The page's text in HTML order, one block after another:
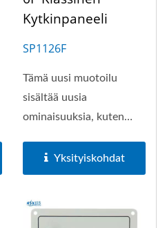
Kytkinpaneeli
SP1126F
Tämä uusi muotoilu
sisältää uusia
ominaisuuksia, kuten
valaistut...Yksityiskohdat